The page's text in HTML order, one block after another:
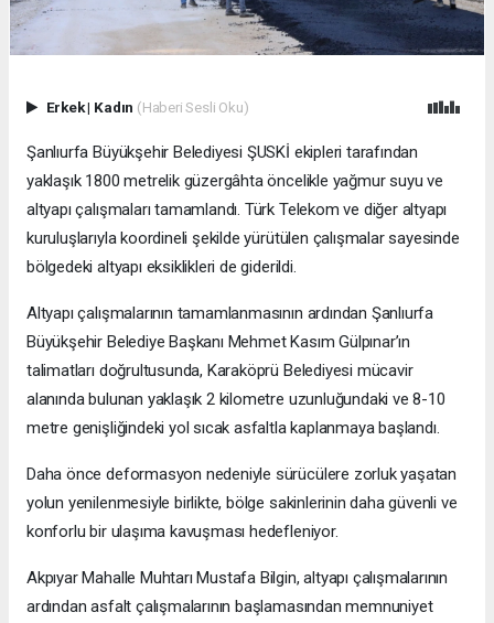
Erkek| Kadın (Haberi Sesli Oku)
Şanlıurfa Büyükşehir Belediyesi ŞUSKİ ekipleri tarafından
yaklaşık 1800 metrelik güzergâhta öncelikle yağmur suyu ve
altyapı çalışmaları tamamlandı. Türk Telekom ve diğer altyapı
kuruluşlarıyla koordineli şekilde yürütülen çalışmalar sayesinde
bölgedeki altyapı eksiklikleri de giderildi.
Altyapı çalışmalarının tamamlanmasının ardından Şanlıurfa
Büyükşehir Belediye Başkanı Mehmet Kasım Gülpınar’ın
talimatları doğrultusunda, Karaköprü Belediyesi mücavir
alanında bulunan yaklaşık 2 kilometre uzunluğundaki ve 8-10
metre genişliğindeki yol sıcak asfaltla kaplanmaya başlandı.
Daha önce deformasyon nedeniyle sürücülere zorluk yaşatan
yolun yenilenmesiyle birlikte, bölge sakinlerinin daha güvenli ve
konforlu bir ulaşıma kavuşması hedefleniyor.
Akpıyar Mahalle Muhtarı Mustafa Bilgin, altyapı çalışmalarının
ardından asfalt çalışmalarının başlamasından memnuniyet